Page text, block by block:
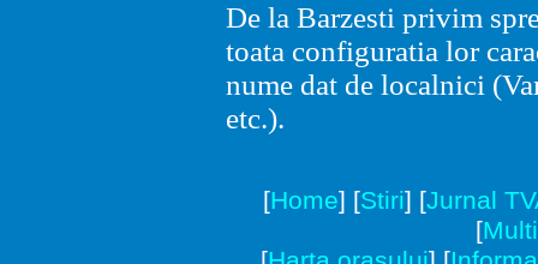
De la Barzesti privim
toata configuratia lor
nume dat de localnici
etc.).
[Home] [Stiri] [Jurnal
[